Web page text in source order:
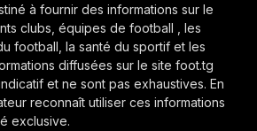
à fournir des informations sur le
clubs, équipes de football , les
football, la santé du sportif et les
diffusées sur le site foot.tg
et ne sont pas exhaustives. En
reconnaît utiliser ces informations
exclusive.